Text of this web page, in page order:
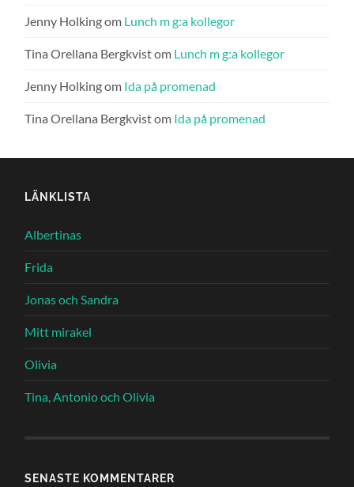
Jenny Holkingom Lunch m g:a kollegor
Tina Orellana Bergkvistom Lunch m g:a kollegor
Jenny Holkingom Ida på promenad
Tina Orellana Bergkvistom Ida på promenad
LÄNKLISTA
Albertinas
Frida
Jonas och Sandra
Mitt mirakel
Olivia
Tina, Antonio och Olivia
SENASTE KOMMENTARER